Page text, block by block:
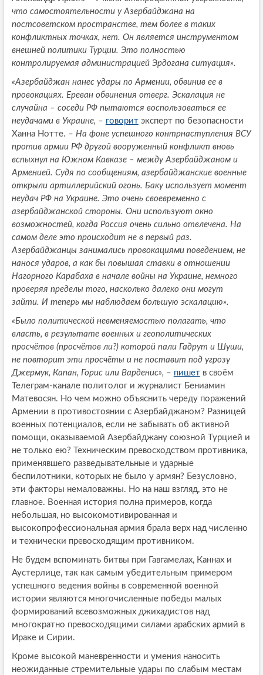
что самостоятельности у Азербайджана на
постсоветском пространстве, тем более в таких
конфликтных точках, нет. Он является инструментом
внешней политики Турции. Это полностью
контролируемая администрацией Эрдогана ситуация».
«Азербайджан нанес удары по Армении, обвинив ее в
провокациях. Ереван обвинения отверг. Эскалация не
случайна – соседи РФ пытаются воспользоваться ее
неудачами в Украине, – говоритэксперт по безопасности
Ханна Нотте. – На фоне успешного контрнаступления ВСУ
против армии РФ другой вооруженный конфликт вновь
вспыхнул на Южном Кавказе – между Азербайджаном и
Арменией. Судя по сообщениям, азербайджанские военные
открыли артиллерийский огонь. Баку использует момент
неудач РФ на Украине. Это очень своевременно с
азербайджанской стороны. Они используют окно
возможностей, когда Россия очень сильно отвлечена. На
самом деле это происходит не в первый раз.
Азербайджанцы занимались провокациями поведением, не
нанося ударов, а как бы повышая ставки в отношении
Нагорного Карабаха в начале войны на Украине, немного
проверяя пределы того, насколько далеко они могут
зайти. И теперь мы наблюдаем большую эскалацию».
«Было политической невменяемостью полагать, что
власть, в результате военных и геополитических
просчётов (просчётов ли?) которой пали Гадрут и Шуши,
не повторит эти просчёты и не поставит под угрозу
Джермук, Капан, Горис или Варденис», – пишетв своём
Телеграм-канале политолог и журналист Бениамин
Матевосян. Но чем можно объяснить череду поражений
Армении в противостоянии с Азербайджаном? Разницей
военных потенциалов, если не забывать об активной
помощи, оказываемой Азербайджану союзной Турцией и
не только ею? Техническим превосходством противника,
применявшего разведывательные и ударные
беспилотники, которых не было у армян? Безусловно,
эти факторы немаловажны. Но на наш взгляд, это не
главное. Военная история полна примеров, когда
небольшая, но высокомотивированная и
высокопрофессиональная армия брала верх над численно
и технически превосходящим противником.
Не будем вспоминать битвы при Гавгамелах, Каннах и
Аустерлице, так как самым убедительным примером
успешного ведения войны в современной военной
истории являются многочисленные победы малых
формирований всевозможных джихадистов над
многократно превосходящими силами арабских армий в
Ираке и Сирии.
Кроме высокой маневренности и умения наносить
неожиданные стремительные удары по слабым местам